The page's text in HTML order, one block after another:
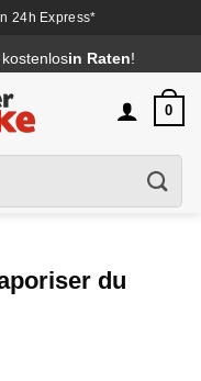
24h Express*
in Raten!
0
du